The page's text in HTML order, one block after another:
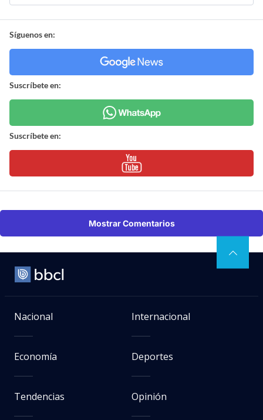
Síguenos en:
Suscríbete en:
Suscríbete en:
Mostrar Comentarios
Nacional Internacional
Economía Deportes
Tendencias Opinión